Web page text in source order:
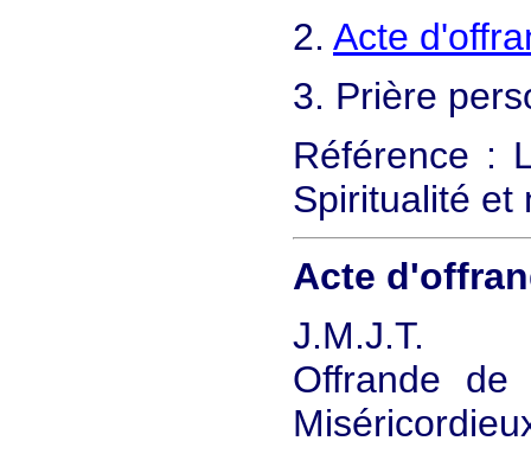
2. Acte
3. Prière
Référence :
Spiritualité et
Acte
J.M.J.T.
Offrande de